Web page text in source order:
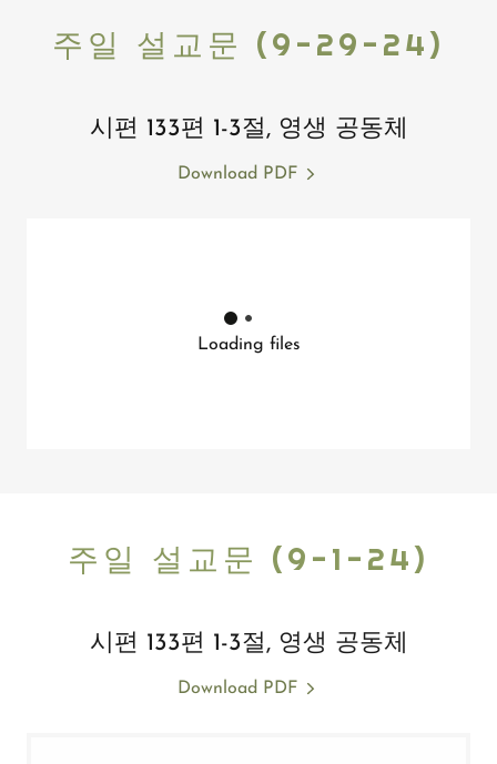
주일 설교문 (9-29-24)
시편 133편 1-3절, 영생 공동체
Download PDF
Loading files
주일 설교문 (9-1-24)
시편 133편 1-3절, 영생 공동체
Download PDF